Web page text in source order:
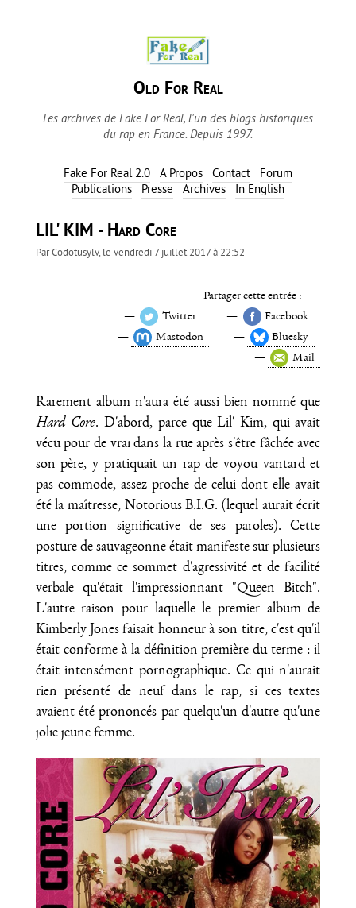
Old For Real
Les archives de Fake For Real, l'un des blogs historiques
du rap en France. Depuis 1997.
Fake For Real 2.0 A Propos Contact
Forum
Publications
Presse Archives In English
LIL' KIM - Hard Core
ParCodotusylv, le vendredi 7 juillet 2017 à 22:52
Partager cette entrée :
Twitter
Facebook
Mastodon
Bluesky
Mail
Rarement album n'aura été aussi bien nommé que
Hard Core. D'abord, parce que Lil' Kim, qui avait
vécu pour de vrai dans la rue après s'être fâchée avec
son père, y pratiquait un rap de voyou vantard et
pas commode, assez proche de celui dont elle avait
été la maîtresse, Notorious B.I.G. (lequel aurait écrit
une portion significative de ses paroles). Cette
posture de sauvageonne était manifeste sur plusieurs
titres, comme ce sommet d'agressivité et de facilité
verbale qu'était l'impressionnant "Queen Bitch".
L'autre raison pour laquelle le premier album de
Kimberly Jones faisait honneur à son titre, c'est qu'il
était conforme à la définition première du terme : il
était intensément pornographique. Ce qui n'aurait
rien présenté de neuf dans le rap, si ces textes
avaient été prononcés par quelqu'un d'autre qu'une
jolie jeune femme.